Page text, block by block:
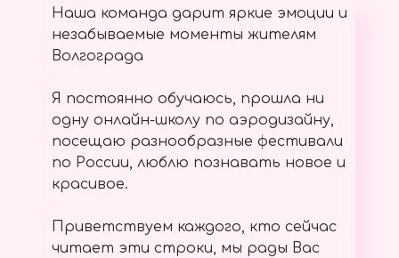
Наша команда дарит яркие эмоции и
незабываемые моменты жителям
Волгограда
Я постоянно обучаюсь, прошла ни
одну онлайн-школу по аэродизайну,
посещаю разнообразные фестивали
по России, люблю познавать новое и
красивое.
Приветствуем каждого, кто сейчас
читает эти строки, мы рады Вас